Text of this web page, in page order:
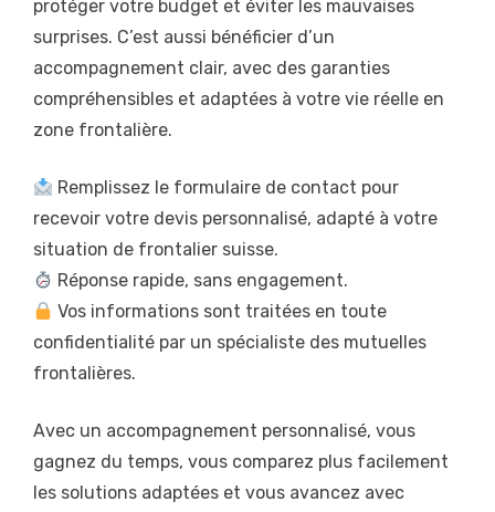
protéger votre budget et éviter les mauvaises
surprises. C’est aussi bénéficier d’un
accompagnement clair, avec des garanties
compréhensibles et adaptées à votre vie réelle en
zone frontalière.
Remplissez le formulaire de contact pour
recevoir votre devis personnalisé, adapté à votre
situation de frontalier suisse.
Réponse rapide, sans engagement.
Vos informations sont traitées en toute
confidentialité par un spécialiste des mutuelles
frontalières.
Avec un accompagnement personnalisé, vous
gagnez du temps, vous comparez plus facilement
les solutions adaptées et vous avancez avec